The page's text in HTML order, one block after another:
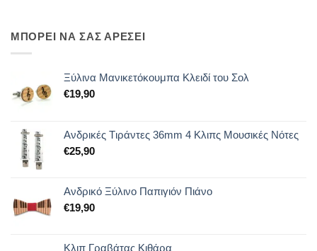
ΜΠΟΡΕΙ ΝΑ ΣΑΣ ΑΡΕΣΕΙ
Ξύλινα Μανικετόκουμπα Κλειδί του Σολ
€19,90
Ανδρικές Tιράντες 36mm 4 Κλιπς Μουσικές Νότες
€25,90
Ανδρικό Ξύλινο Παπιγιόν Πιάνο
€19,90
Κλιπ Γραβάτας Κιθάρα